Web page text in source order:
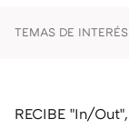
TEMAS DE INTERÉS
RECIBE "In/